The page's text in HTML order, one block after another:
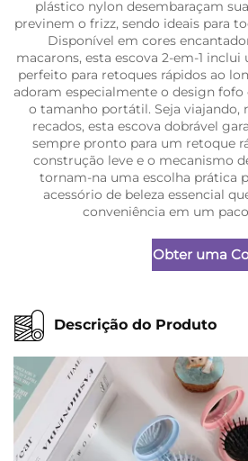
plástico nylon desembaraçam
previnem o frizz, sendo ideais para
Disponível em cores
macarons, esta escova 2-em-1
perfeito para retoques rápidos ao
adoram especialmente o design fofo
o tamanho portátil. Seja viajando,
recados, esta escova dobrável
sempre pronto para um retoque
construção leve e o mecanismo
tornam-na uma escolha prática
acessório de beleza essencial
conveniência em um
Obter uma
Descrição do Produto